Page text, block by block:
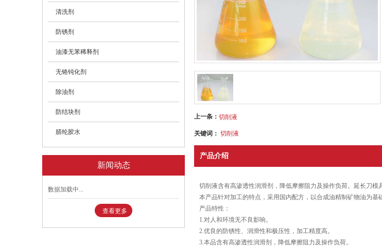
上一条： 切削液
关键词： 切削液
产品介绍
切削液含有高渗透性润滑剂，降低摩擦阻力及操作负荷。延长刀模
本产品针对加工的特点，采用国内配方，以合成油精制矿物油为基
产品特性：
1.对人和环境无不良影响。
2.优良的防锈性、润滑性和极压性，加工精度高。
3.本品含有高渗透性润滑剂，降低摩擦阻力及操作负荷。
清洗剂
防锈剂
油漆无苯稀释剂
无铬钝化剂
除油剂
防结块剂
腈纶胶水
新闻动态
数据加载中...
查看更多